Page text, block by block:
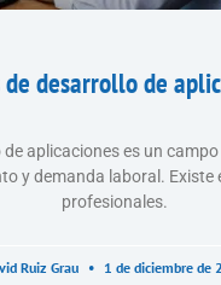
de desarrollo de
de aplicaciones es un
y demanda laboral. Existe
profesionales.
Ruiz Grau 1 de diciembre de